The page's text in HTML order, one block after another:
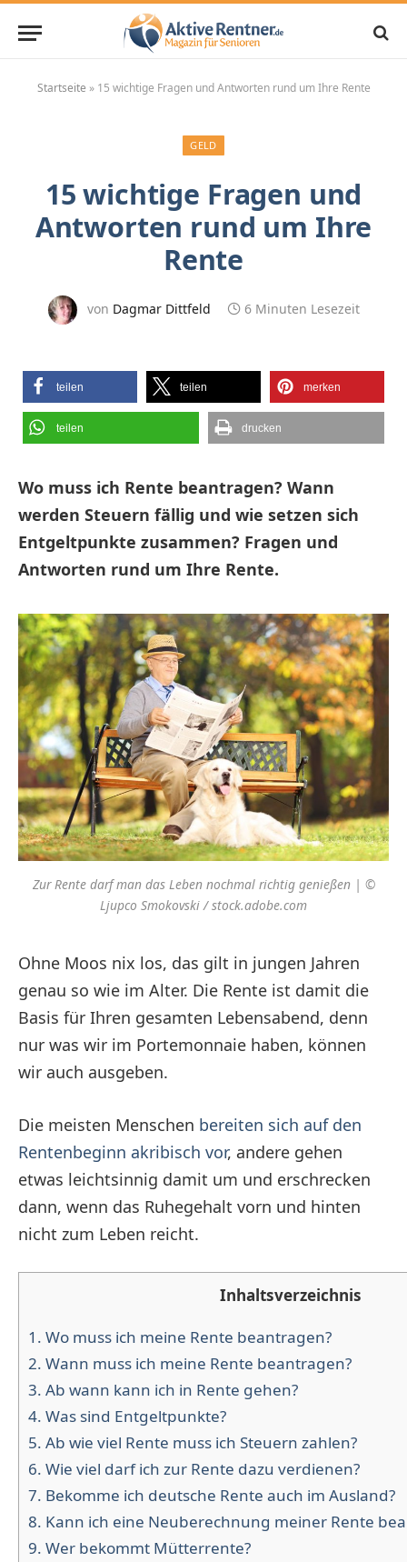
Startseite » 15 wichtige Fragen und Antworten rund um Ihre Rente
GELD
15 wichtige Fragen und
Antworten rund um Ihre
Rente
von Dagmar Dittfeld 6 Minuten Lesezeit
teilen teilen merken
teilen drucken
Wo muss ich Rente beantragen? Wann
werden Steuern fällig und wie setzen sich
Entgeltpunkte zusammen? Fragen und
Antworten rund um Ihre Rente.
Zur Rente darf man das Leben nochmal richtig genießen | ©
Ljupco Smokovski / stock.adobe.com
Ohne Moos nix los, das gilt in jungen Jahren
genau so wie im Alter. Die Rente ist damit die
Basis für Ihren gesamten Lebensabend, denn
nur was wir im Portemonnaie haben, können
wir auch ausgeben.
Die meisten Menschen bereiten sich auf den
Rentenbeginn akribisch vor, andere gehen
etwas leichtsinnig damit um und erschrecken
dann, wenn das Ruhegehalt vorn und hinten
nicht zum Leben reicht.
Inhaltsverzeichnis
1. Wo muss ich meine Rente beantragen?
2. Wann muss ich meine Rente beantragen?
3. Ab wann kann ich in Rente gehen?
4. Was sind Entgeltpunkte?
5. Ab wie viel Rente muss ich Steuern zahlen?
6. Wie viel darf ich zur Rente dazu verdienen?
7. Bekomme ich deutsche Rente auch im Ausland?
8. Kann ich eine Neuberechnung meiner Rente
9. Wer bekommt Mütterrente?